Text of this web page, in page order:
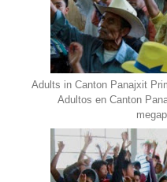
Adults in Canton Panajxit
Adultos en Canton